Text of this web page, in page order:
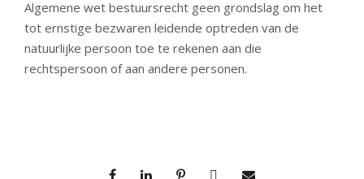
Algemene wet bestuursrecht geen grondslag om het
tot ernstige bezwaren leidende optreden van de
natuurlijke persoon toe te rekenen aan die
rechtspersoon of aan andere personen.